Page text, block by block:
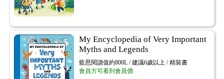
My Encyclopedia of Very Important
Myths and Legends
藍思閱讀值約800L / 建議6歲以上 / 精裝書
會員方可看到會員價